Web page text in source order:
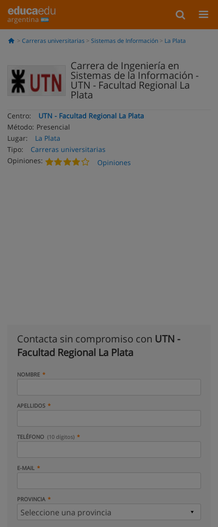
argentina
Carreras universitarias Sistemas de Información La Plata
Carrera de Ingeniería en
Sistemas de la Información -
UTN - Facultad Regional La
Plata
Centro:
UTN - Facultad Regional La Plata
Método: Presencial
Lugar:
La Plata
Tipo:
Carreras universitarias
Opiniones:
Opiniones
Contacta sin compromiso con UTN -
Facultad Regional La Plata
NOMBRE
APELLIDOS
TELÉFONO (10 dígitos)
E-MAIL
PROVINCIA